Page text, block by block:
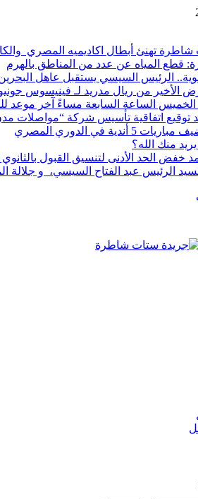
تهنئ أبطال اكاديميه المصري
قطع المياه عن عدد من المناطق بالهرم
الرئيس السيسي يستقبل عاهل
الأخير من ريال مدريد لـ فينيسوس
الخميس الساعة السابعة مساءً آخر موعد
توقيع اتفاقية تأسيس شركة “مواصلات
في الدوري المصري
منك الله؟
الحد الأدنى لتنسيق القبول بالثانوي العام
السيد الرئيس عبد الفتاح السيسي، و